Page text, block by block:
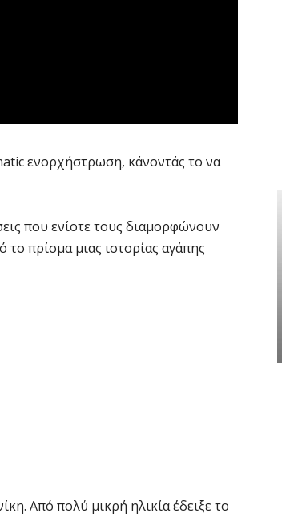
ενορχήστρωση, κάνοντάς το να
που ενίοτε τους διαμορφώνουν
το πρίσμα μιας ιστορίας αγάπης
Από πολύ μικρή ηλικία έδειξε το